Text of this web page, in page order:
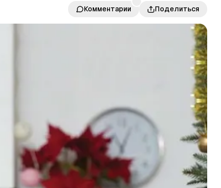
Комментарии Поделиться